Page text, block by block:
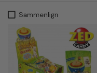
Sammenlign